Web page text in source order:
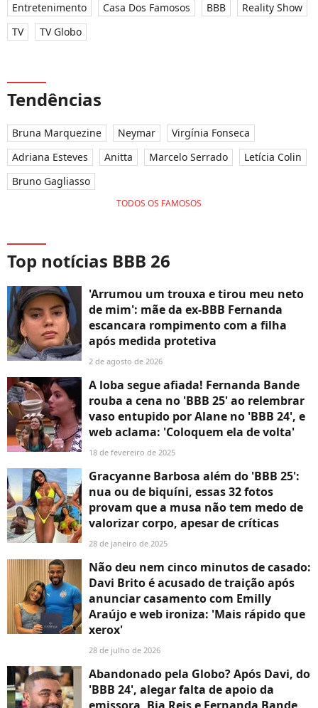
Entretenimento Casa Dos Famosos BBB
Reality Show
TV
TV Globo
Tendências
Bruna Marquezine Neymar
Virgínia Fonseca
Adriana Esteves
Anitta Marcelo Serrado
Letícia Colin
Bruno Gagliasso
TODOS OS FAMOSOS
Top notícias BBB 26
'Arrumou um trouxa e tirou meu neto
de mim': mãe da ex-BBB Fernanda
escancara rompimento com a filha
após medida protetiva
2 de agosto de 2026
A loba segue afiada! Fernanda Bande
rouba a cena no 'BBB 25' ao relembrar
vaso entupido por Alane no 'BBB 24', e
web aclama: 'Coloquem ela de volta'
18 de fevereiro de 2025
Gracyanne Barbosa além do 'BBB 25':
nua ou de biquíni, essas 32 fotos
provam que a musa não tem medo de
valorizar corpo, apesar de críticas
28 de janeiro de 2025
Não deu nem cinco minutos de casado:
Davi Brito é acusado de traição após
anunciar casamento com Emilly
Araújo e web ironiza: 'Mais rápido que
xerox'
28 de julho de 2026
Abandonado pela Globo? Após Davi, do
'BBB 24', alegar falta de apoio da